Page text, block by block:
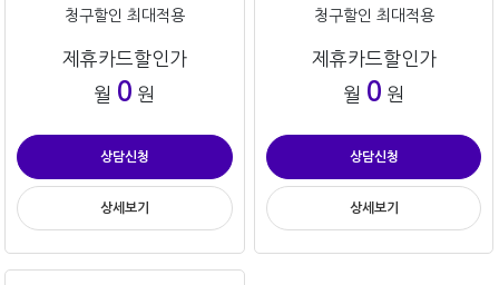
청구할인 최대적용
제휴카드할인가
월 0 원
상담신청
상세보기
청구할인 최대적용
제휴카드할인가
월 0 원
상담신청
상세보기